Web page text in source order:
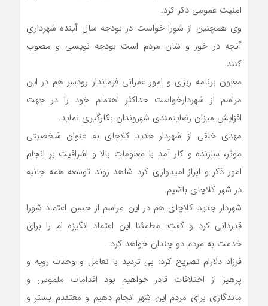
امنیت عمومی ذکر کرد.
وی همچنین از شورا خواست در بودجه سال آینده شهرداری
آنچه در خور و شان مردم است بودجه نویسی و مصوب
کنند.
معاون برنامه ریزی و امور عمرانی فرماندار رودسر هم در این
مراسم از شهردارخواست حداکثر اهتمام خود را در جهت
افزایش میزان رضایتمندی شهروندان بکارگیری نماید.
مهدی خلقی از شهردار جدید کلاچای به عنوان شخصیتی
موثر، سازنده و کار آمد با معلومات بالا و اشرافیت بر انجام
امور ذکر و ابراز امیدواری کرد شاهد روند توسعه همه جانبه
در شهر کلاچای باشیم.
شهردار جدید کلاچای هم در این مراسم از حسن اعتماد شورا
قدردانی کرد و گفت: مطمئنا این اعتماد انگیزه ام را برای
خدمت به مردم دو چندان خواهد کرد.
فرزاد دلارام تصریح کرد: بی تردید با تعامل و وحدت رویه و
پرهیز از اختلافات قادر خواهیم بود اقدامات ملموس و
ماندگاری برای مردم این شهر انجام دهیم و معتقدم بستر و